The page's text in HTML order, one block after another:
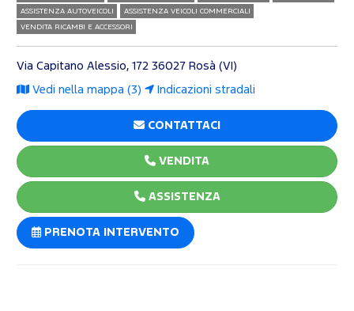
ASSISTENZA AUTOVEICOLI ASSISTENZA VEICOLI COMMERCIALI
VENDITA RICAMBI E ACCESSORI
Via Capitano Alessio, 172 36027 Rosà (VI)
Vedi nella mappa (3) Indicazioni stradali
CONTATTACI
VENDITA
ASSISTENZA
PRENOTA INTERVENTO